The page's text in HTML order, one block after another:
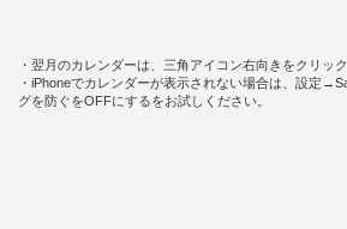
・翌月のカレンダーは、三角アイコン右向きをクリック
・iPhoneでカレンダーが表示されない場合は、設定
グを防ぐをOFFにするをお試しください。